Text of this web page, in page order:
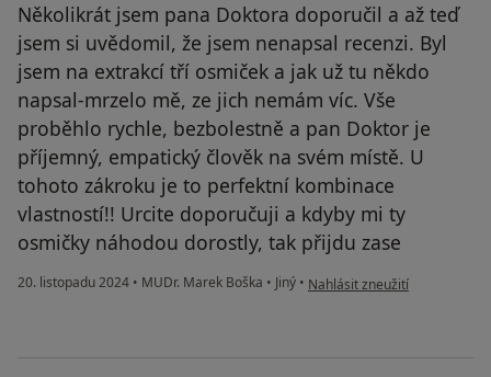
Několikrát jsem pana Doktora doporučil a až teď
jsem si uvědomil, že jsem nenapsal recenzi. Byl
jsem na extrakcí tří osmiček a jak už tu někdo
napsal-mrzelo mě, ze jich nemám víc. Vše
proběhlo rychle, bezbolestně a pan Doktor je
příjemný, empatický člověk na svém místě. U
tohoto zákroku je to perfektní kombinace
vlastností!! Urcite doporučuji a kdyby mi ty
osmičky náhodou dorostly, tak přijdu zase
20. listopadu 2024 • MUDr. Marek Boška • Jiný • podle názoru uživatele BS
Nahlásit zneužití